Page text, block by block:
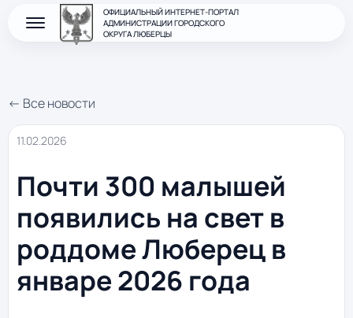
ОФИЦИАЛЬНЫЙ ИНТЕРНЕТ-ПОРТАЛ
АДМИНИСТРАЦИИ ГОРОДСКОГО
ОКРУГА ЛЮБЕРЦЫ
← Все новости
11.02.2026
Почти 300 малышей
появились на свет в
роддоме Люберец в
январе 2026 года